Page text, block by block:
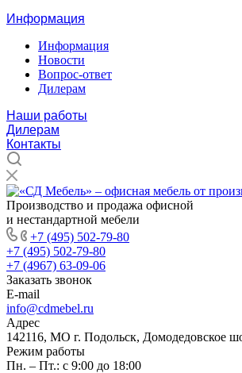
Информация
Информация
Новости
Вопрос-ответ
Дилерам
Наши работы
Дилерам
Контакты
Производство и продажа офисной
и нестандартной мебели
+7 (495) 502-79-80
+7 (495) 502-79-80
+7 (4967) 63-09-06
Заказать звонок
E-mail
info@cdmebel.ru
Адрес
142116, МО г. Подольск, Домодедовское
Режим работы
Пн. – Пт.: с 9:00 до 18:00